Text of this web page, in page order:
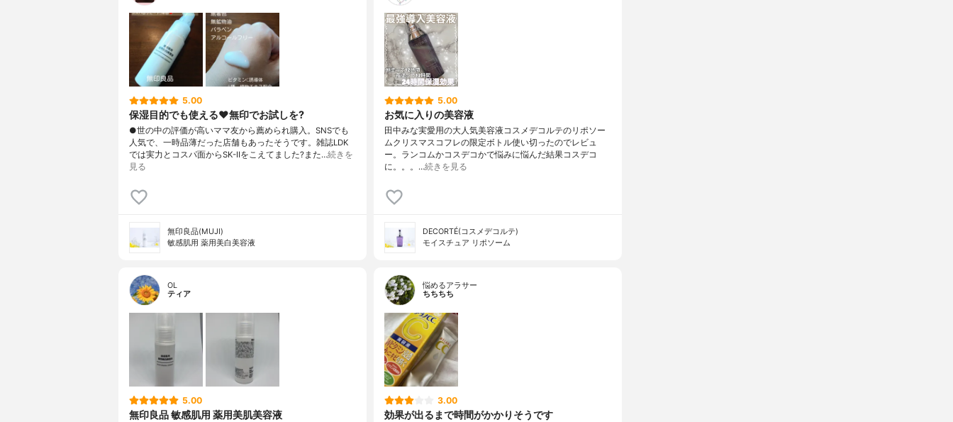
5.00
保湿目的でも使える♥️無印でお試しを?
●世の中の評価が高いママ友から薦められ購入。SNSでも
人気で、一時品薄だった店舗もあったそうです。雑誌LDK
では実力とコスパ面からSK-IIをこえてました?また…続きを
見る
無印良品(MUJI)
敏感肌用 薬用美白美容液
5.00
お気に入りの美容液
田中みな実愛用の大人気美容液コスメデコルテのリポソー
ムクリスマスコフレの限定ボトル使い切ったのでレビュ
ー。ランコムかコスデコかで悩みに悩んだ結果コスデコ
に。。。…続きを見る
DECORTÉ(コスメデコルテ)
モイスチュア リポソーム
OL
ティア
5.00
無印良品 敏感肌用 薬用美肌美容液
悩めるアラサー
ちちちち
3.00
効果が出るまで時間がかかりそうです